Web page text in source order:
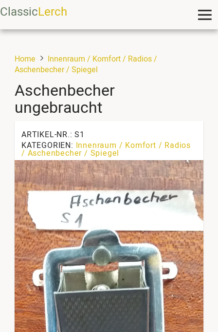
ClassicLerch
Home
Innenraum / Komfort / Radios /
Aschenbecher / Spiegel
Aschenbecher
ungebraucht
ARTIKEL-NR.: S1
KATEGORIEN: Innenraum / Komfort / Radios
/ Aschenbecher / Spiegel